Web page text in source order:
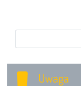
Uwaga